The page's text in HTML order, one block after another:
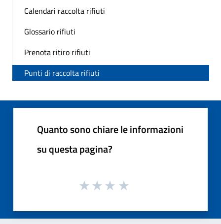
Calendari raccolta rifiuti
Glossario rifiuti
Prenota ritiro rifiuti
Punti di raccolta rifiuti
Quanto sono chiare le informazioni
su questa pagina?